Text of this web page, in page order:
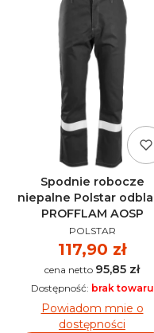
Spodnie robocze
niepalne Polstar
PROFFLAM AOSP
PRODUCENT
POLSTAR
Cena
117,90 zł
Cena 95,85 zł
Powiadom mnie o
dostępności
Dostępność: brak towaru